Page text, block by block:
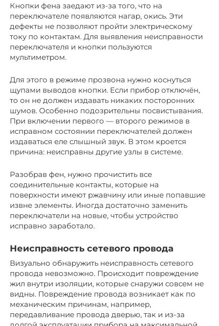
Кнопки фена заедают из-за того, что на
переключателе появляются нагар, окись. Эти
дефекты не позволяют пройти электрическому
току по контактам. Для выявления неисправности
переключателя и кнопки пользуются
мультиметром.
Для этого в режиме прозвона нужно коснуться
щупами выводов кнопки. Если прибор отключён,
то он не должен издавать никаких посторонних
шумов. Особенно подозрительны посвистывания.
При включении первого — второго режимов в
исправном состоянии переключателей должен
издаваться еле слышный звук. В этом кроется
причина: неисправны другие узлы в системе.
Разобрав фен, нужно прочистить все
соединительные контакты, которые на
поверхности имеют ржавчину или иные попавшие
извне элементы. Иногда достаточно заменить
переключатели на новые, чтобы устройство
исправно заработало.
Неисправность сетевого провода
Визуально обнаружить неисправность сетевого
провода невозможно. Происходит повреждение
жил внутри изоляции, которые снаружи совсем не
видны. Повреждение провода возникает как по
механическим причинам, например,
передавливание провода дверью, так и из-за